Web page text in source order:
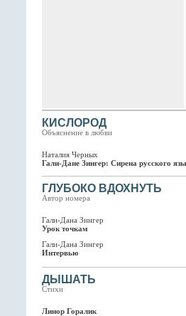
КИСЛОРОД
Объяснение в любви
Наталия Черных
Гали-Дане Зингер: Сирена русского
ГЛУБОКО ВДОХНУТЬ
Автор номера
Гали-Дана Зингер
Урок точкам
Гали-Дана Зингер
Интервью
ДЫШАТЬ
Стихи
Линор Горалик